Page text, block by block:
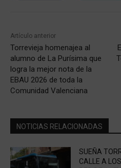
Artículo anterior
Torrevieja homenajea al
alumno de La Purísima que
logra la mejor nota de la
EBAU 2026 de toda la
Comunidad Valenciana
NOTICIAS RELACIONADAS
SUEÑA
CALLE A